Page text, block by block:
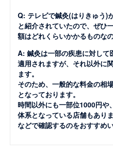
Q: テレビで鍼灸(はりきゅう)
と紹介されていたので、ぜひ
額はどれくらいかかるものな
A: 鍼灸は一部の疾患に対して
適用されますが、それ以外に
ます。
そのため、一般的な料金の相
となっております。
時間以外にも一部位1000円や
体系となっている店舗もあり
などで確認するのをおすすめ